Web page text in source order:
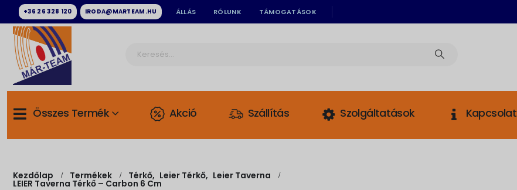
+36 26 328 120 IRODA@MARTEAM.HU ÁLLÁS RÓLUNK TÁMOGATÁSOK
Összes Termék Akció Szállítás Szolgáltatások Kapcsolat
Kezdőlap Termékek Térkő, Leier Térkő, Leier Taverna
LEIER Taverna Térkő – Carbon 6 Cm